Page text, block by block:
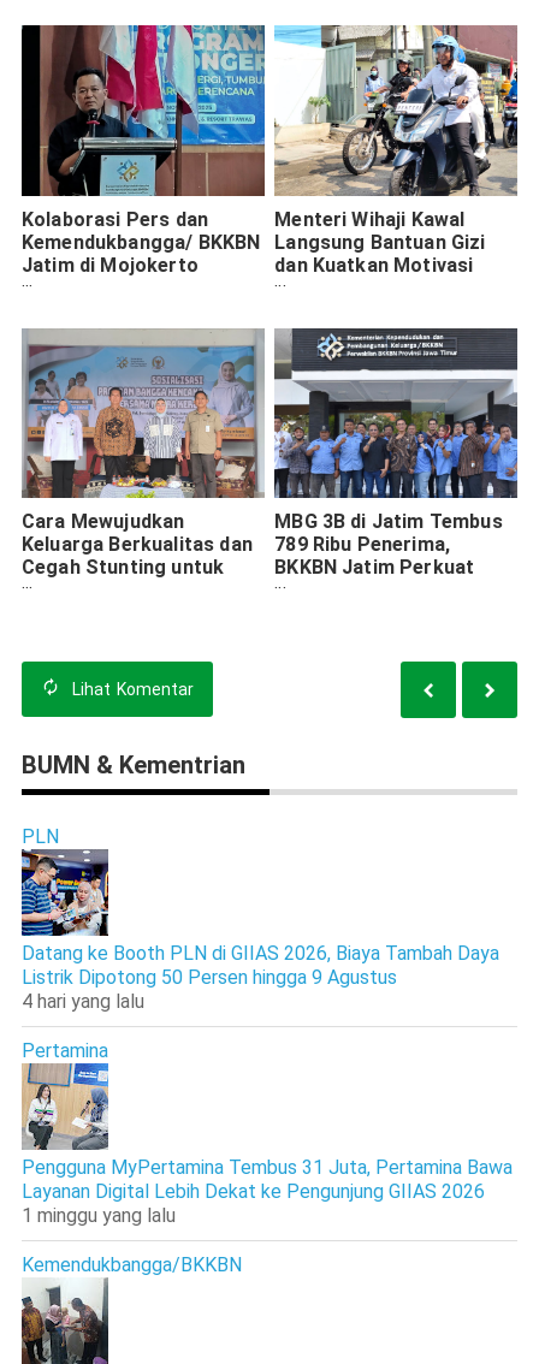
Disiplin ASN
Kolaborasi Pers dan
Kemendukbangga/ BKKBN
Jatim di Mojokerto
Perkuat Quick Wins
Menteri Wihaji Kawal
Langsung Bantuan Gizi
dan Kuatkan Motivasi
Ribuan Tenaga Lapangan
Cara Mewujudkan
Keluarga Berkualitas dan
Cegah Stunting untuk
Indonesia Emas 2045
MBG 3B di Jatim Tembus
789 Ribu Penerima,
BKKBN Jatim Perkuat
Komunikasi Bareng Media
Lihat Komentar
BUMN & Kementrian
PLN
Datang ke Booth PLN di GIIAS 2026, Biaya Tambah Daya
Listrik Dipotong 50 Persen hingga 9 Agustus
4 hari yang lalu
Pertamina
Pengguna MyPertamina Tembus 31 Juta, Pertamina Bawa
Layanan Digital Lebih Dekat ke Pengunjung GIIAS 2026
1 minggu yang lalu
Kemendukbangga/BKKBN